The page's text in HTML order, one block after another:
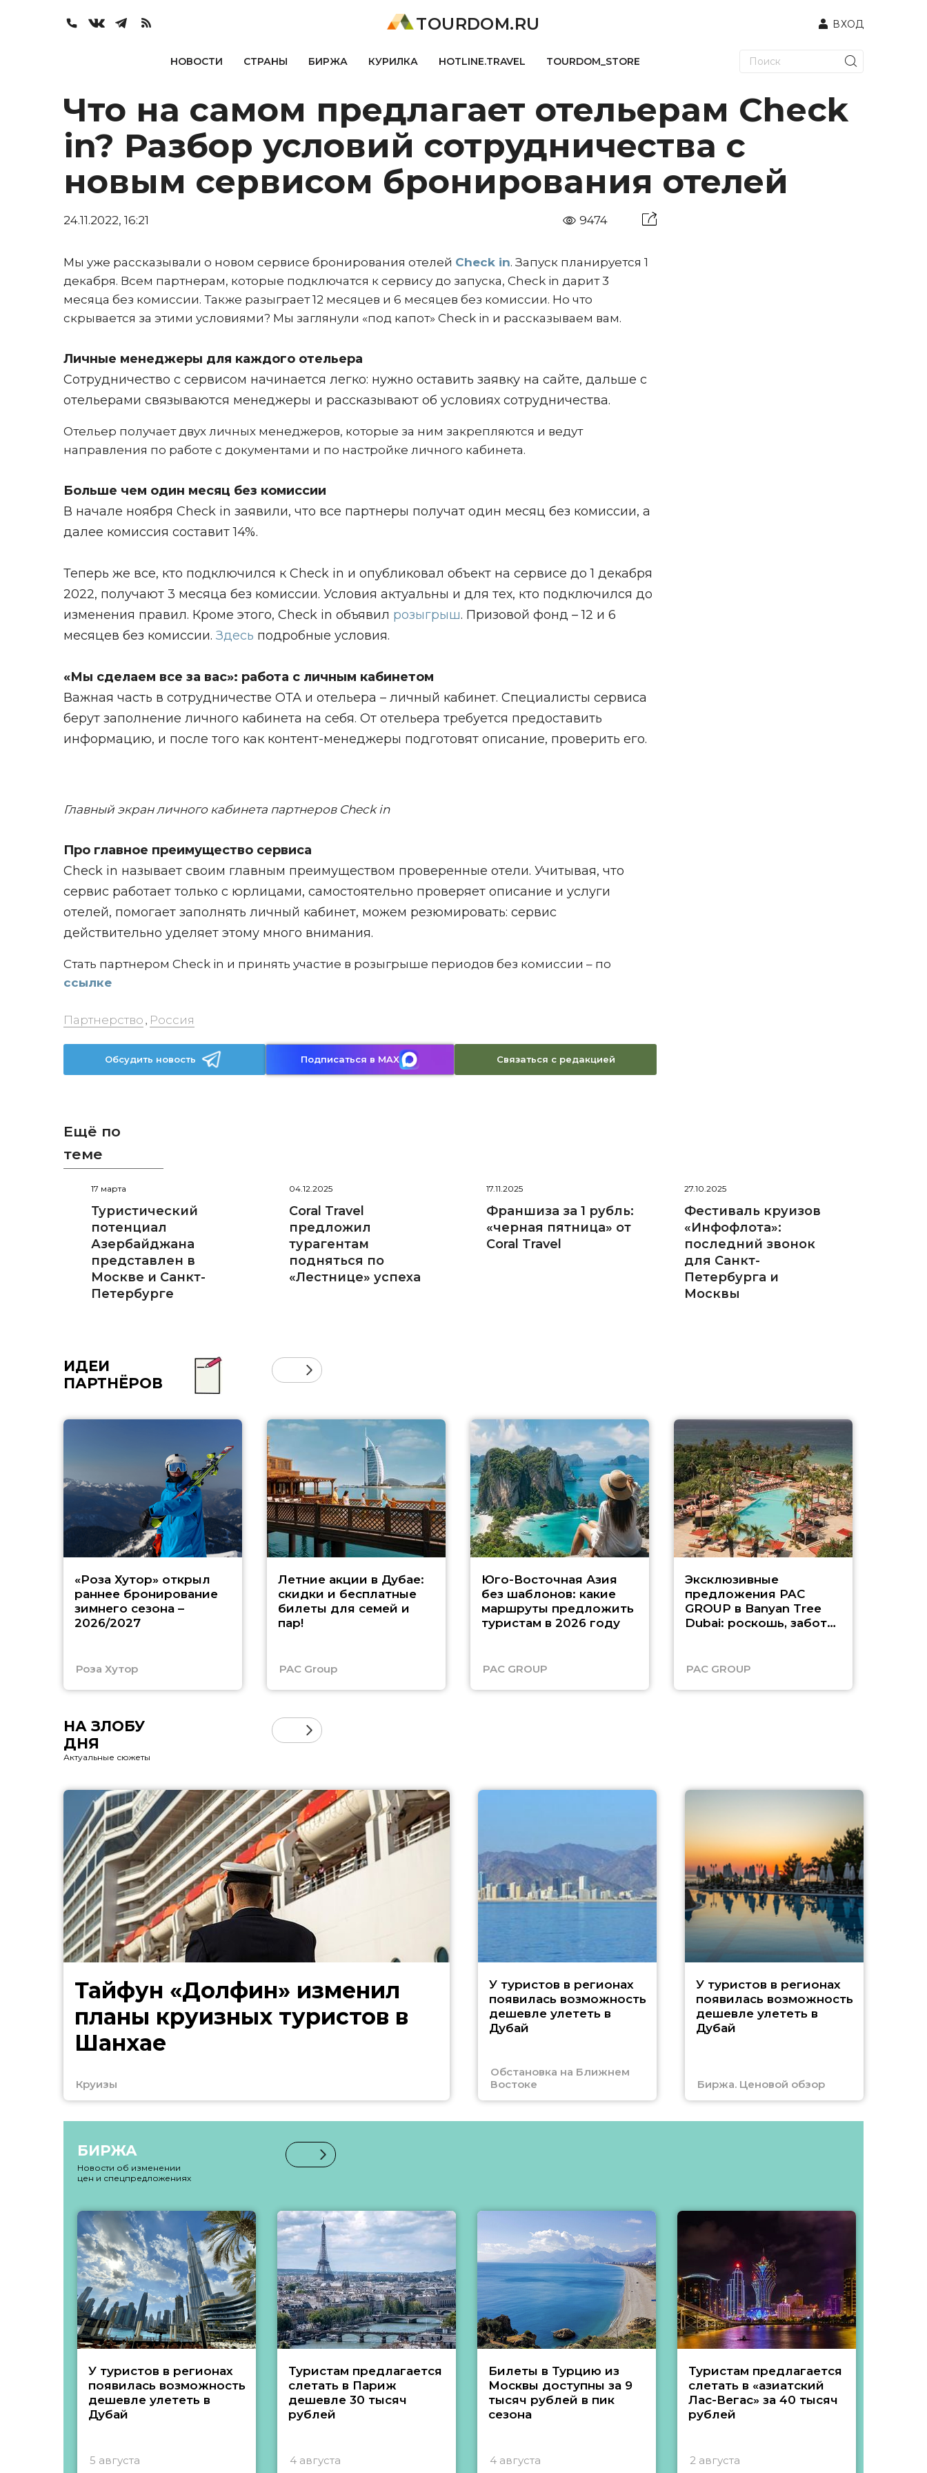
TOURDOM.RU ВХОД
НОВОСТИ СТРАНЫ БИРЖА КУРИЛКА HOTLINE.TRAVEL TOURDOM_STORE
Что на самом предлагает отельерам Check
in? Разбор условий сотрудничества с
новым сервисом бронирования отелей
24.11.2022, 16:21 9474
Мы уже рассказывали о новом сервисе бронирования отелей Check in. Запуск планируется 1
декабря. Всем партнерам, которые подключатся к сервису до запуска, Check in дарит 3
месяца без комиссии. Также разыграет 12 месяцев и 6 месяцев без комиссии. Но что
скрывается за этими условиями? Мы заглянули «под капот» Check in и рассказываем вам.
Личные менеджеры для каждого отельера
Сотрудничество с сервисом начинается легко: нужно оставить заявку на сайте, дальше с
отельерами связываются менеджеры и рассказывают об условиях сотрудничества.
Отельер получает двух личных менеджеров, которые за ним закрепляются и ведут
направления по работе с документами и по настройке личного кабинета.
Больше чем один месяц без комиссии
В начале ноября Check in заявили, что все партнеры получат один месяц без комиссии, а
далее комиссия составит 14%.
Теперь же все, кто подключился к Check in и опубликовал объект на сервисе до 1 декабря
2022, получают 3 месяца без комиссии. Условия актуальны и для тех, кто подключился до
изменения правил. Кроме этого, Check in объявил розыгрыш. Призовой фонд – 12 и 6
месяцев без комиссии. Здесь подробные условия.
«Мы сделаем все за вас»: работа с личным кабинетом
Важная часть в сотрудничестве ОТА и отельера – личный кабинет. Специалисты сервиса
берут заполнение личного кабинета на себя. От отельера требуется предоставить
информацию, и после того как контент-менеджеры подготовят описание, проверить его.
Главный экран личного кабинета партнеров Check in
Про главное преимущество сервиса
Check in называет своим главным преимуществом проверенные отели. Учитывая, что
сервис работает только с юрлицами, самостоятельно проверяет описание и услуги
отелей, помогает заполнять личный кабинет, можем резюмировать: сервис
действительно уделяет этому много внимания.
Стать партнером Check in и принять участие в розыгрыше периодов без комиссии – по
ссылке
Партнерство , Россия
Обсудить новость Подписаться в MAX Связаться с редакцией
Ещё по
теме
17 марта
Туристический
потенциал
Азербайджана
представлен в
Москве и Санкт-
Петербурге
04.12.2025
Coral Travel
предложил
турагентам
подняться по
«Лестнице» успеха
17.11.2025
Франшиза за 1 рубль:
«черная пятница» от
Coral Travel
27.10.2025
Фестиваль круизов
«Инфофлота»:
последний звонок
для Санкт-
Петербурга и
Москвы
ИДЕИ
ПАРТНЁРОВ
«Роза Хутор» открыл
раннее бронирование
зимнего сезона –
2026/2027
Роза Хутор
Летние акции в Дубае:
скидки и бесплатные
билеты для семей и
пар!
PAC Group
Юго-Восточная Азия
без шаблонов: какие
маршруты предложить
туристам в 2026 году
PAC GROUP
Эксклюзивные
предложения PAC
GROUP в Banyan Tree
Dubai: роскошь, забота
PAC GROUP
НА ЗЛОБУ
ДНЯ
Актуальные сюжеты
Тайфун «Долфин» изменил
планы круизных туристов в
Шанхае
Круизы
У туристов в регионах
появилась возможность
дешевле улететь в
Дубай
Обстановка на Ближнем
Востоке
У туристов в регионах
появилась возможность
дешевле улететь в
Дубай
Биржа. Ценовой обзор
БИРЖА
Новости об изменении
цен и спецпредложениях
У туристов в регионах
появилась возможность
дешевле улететь в
Дубай
5 августа
Туристам предлагается
слетать в Париж
дешевле 30 тысяч
рублей
4 августа
Билеты в Турцию из
Москвы доступны за 9
тысяч рублей в пик
сезона
4 августа
Туристам предлагается
слетать в «азиатский
Лас-Вегас» за 40 тысяч
рублей
2 августа